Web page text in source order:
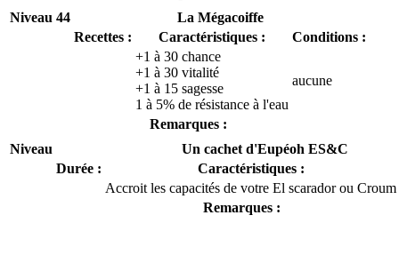
Niveau 44
La Mégacoiffe
Recettes :
Caractéristiques :
Conditions :
+1 à 30 chance
+1 à 30 vitalité
+1 à 15 sagesse
1 à 5% de résistance à l'eau
aucune
Remarques :
Niveau
Un cachet d'Eupéoh ES&C
Durée :
Caractéristiques :
Accroit les capacités de votre El scarador ou Croum
Remarques :